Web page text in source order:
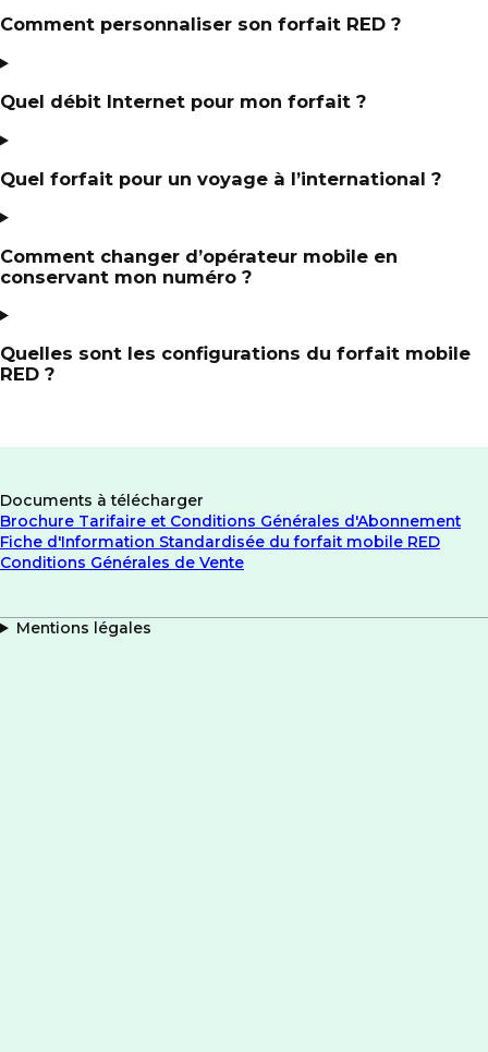
Comment personnaliser son forfait RED ?
Quel débit Internet pour mon forfait ?
Quel forfait pour un voyage à l’international ?
Comment changer d’opérateur mobile en
conservant mon numéro ?
Quelles sont les configurations du forfait mobile
RED ?
Documents à télécharger
Brochure Tarifaire et Conditions Générales d'Abonnement
Fiche d'Information Standardisée du forfait mobile RED
Conditions Générales de Vente
Mentions légales